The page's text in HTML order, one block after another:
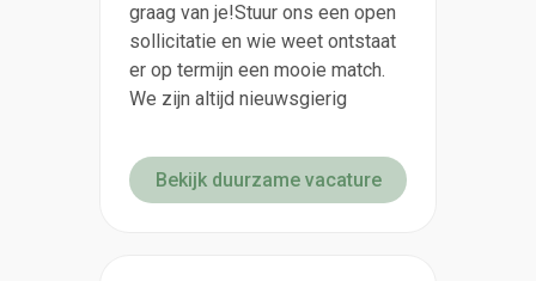
graag van je!Stuur ons een open
sollicitatie en wie weet ontstaat
er op termijn een mooie match.
We zijn altijd nieuwsgierig
Bekijk duurzame vacature